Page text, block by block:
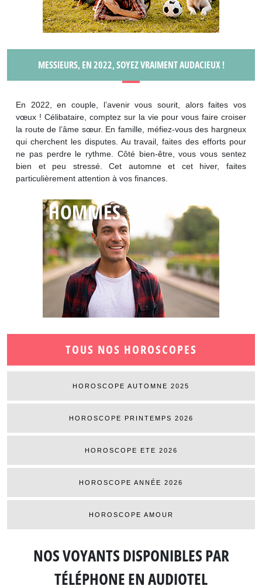
TOUS NOS HOROSCOPES
HOROSCOPE AUTOMNE 2025
HOROSCOPE PRINTEMPS 2026
HOROSCOPE ETE 2026
HOROSCOPE ANNÉE 2026
HOROSCOPE AMOUR
MESSIEURS, EN 2022, SOYEZ VRAIMENT AUDACIEUX !
En 2022, en couple, l’avenir vous sourit, alors faites vos
vœux ! Célibataire, comptez sur la vie pour vous faire croiser
la route de l’âme sœur. En famille, méfiez-vous des hargneux
qui cherchent les disputes. Au travail, faites des efforts pour
ne pas perdre le rythme. Côté bien-être, vous vous sentez
bien et peu stressé. Cet automne et cet hiver, faites
particulièrement attention à vos finances.
NOS VOYANTS DISPONIBLESPAR
TÉLÉPHONE EN AUDIOTEL